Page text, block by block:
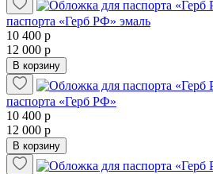
паспорта «Герб РФ» эмаль
10 400 р
12 000 р
В корзину
паспорта «Герб РФ»
10 400 р
12 000 р
В корзину